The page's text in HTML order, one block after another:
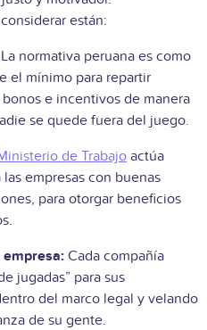
están:
La normativa peruana es como
el mínimo para repartir
e incentivos de manera
se quede fuera del juego.
de Trabajo actúa
empresas con buenas
para otorgar beneficios
empresa:Cada compañía
jugadas” para sus
del marco legal y velando
de su gente.